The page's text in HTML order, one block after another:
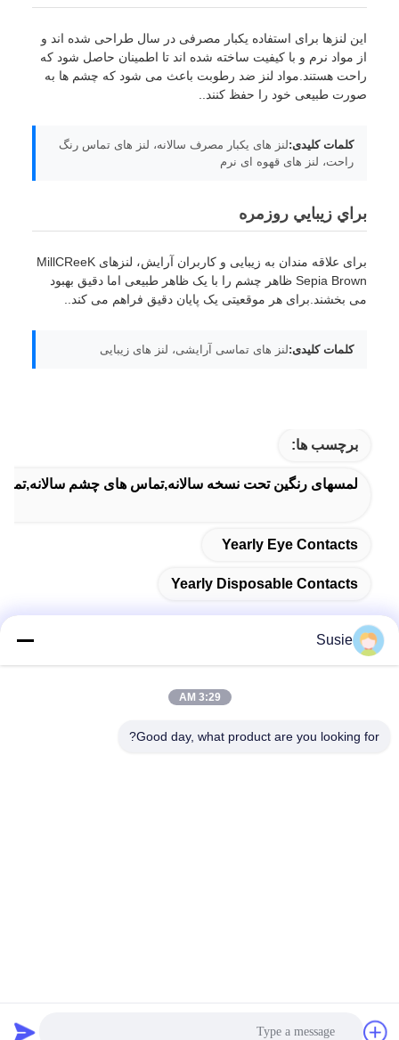
این لنزها برای استفاده یکبار مصرفی در سال طراحی شده اند و
از مواد نرم و با کیفیت ساخته شده اند تا اطمینان حاصل شود که
راحت هستند.مواد لنز ضد رطوبت باعث می شود که چشم ها به
صورت طبیعی خود را حفظ کنند..
کلمات کلیدی:لنز های یکبار مصرف سالانه، لنز های تماس رنگ
راحت، لنز های قهوه ای نرم
براي زيبايي روزمره
برای علاقه مندان به زیبایی و کاربران آرایش، لنزهای MillCReeK
Sepia Brown ظاهر چشم را با یک ظاهر طبیعی اما دقیق بهبود
می بخشند.برای هر موقعیتی یک پایان دقیق فراهم می کند..
کلمات کلیدی:لنز های تماسی آرایشی، لنز های زیبایی
برچسب ها:
لمسهای رنگین تحت نسخه سالانه,تماس های چشم
Yearly Eye Contacts
Yearly Disposable Contacts
آدرس
Susie
3:29 AM
Good day, what product are you looking for?